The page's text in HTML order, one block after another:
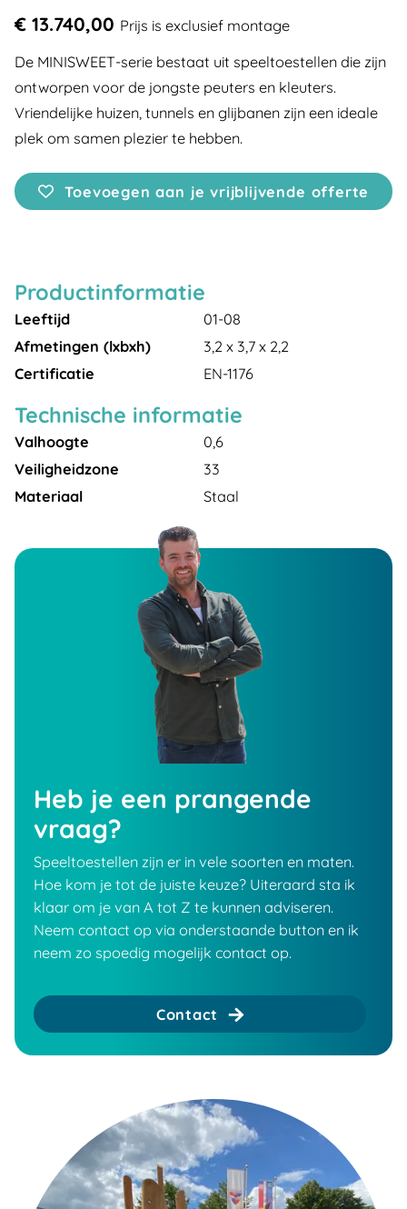
€ 13.740,00 Prijs is exclusief montage
De MINISWEET-serie bestaat uit speeltoestellen die zijn
ontworpen voor de jongste peuters en kleuters.
Vriendelijke huizen, tunnels en glijbanen zijn een ideale
plek om samen plezier te hebben.
Toevoegen aan je vrijblijvende offerte
Productinformatie
Leeftijd
01-08
Afmetingen (lxbxh)
3,2 x 3,7 x 2,2
Certificatie
EN-1176
Technische informatie
Valhoogte
0,6
Veiligheidzone
33
Materiaal
Staal
Heb je een prangende
vraag?
Speeltoestellen zijn er in vele soorten en maten.
Hoe kom je tot de juiste keuze? Uiteraard sta ik
klaar om je van A tot Z te kunnen adviseren.
Neem contact op via onderstaande button en ik
neem zo spoedig mogelijk contact op.
Contact